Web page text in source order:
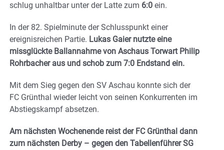
schlug unhaltbar unter der Latte zum 6:0 ein.
In der 82. Spielminute der Schlusspunkt einer
ereignisreichen Partie. Lukas Gaier nutzte eine
missglückte Ballannahme von Aschaus Torwart Philip
Rohrbacher aus und schob zum 7:0 Endstand ein.
Mit dem Sieg gegen den SV Aschau konnte sich der
FC Grünthal wieder leicht von seinen Konkurrenten im
Abstiegskampf absetzen.
Am nächsten Wochenende reist der FC Grünthal dann
zum nächsten Derby – gegen den Tabellenführer SG